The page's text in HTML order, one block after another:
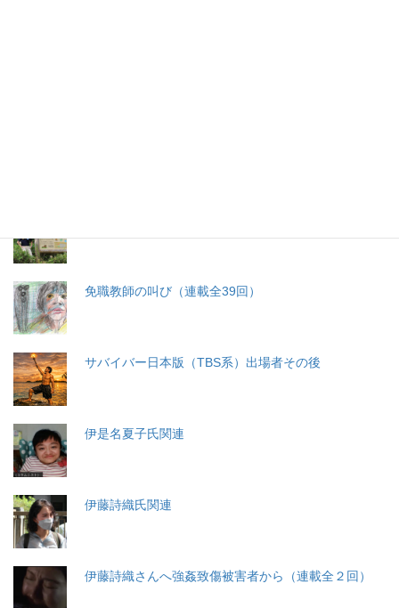
免職教師の叫び（連載全39回）
サバイバー日本版（TBS系）出場者その後
伊是名夏子氏関連
伊藤詩織氏関連
伊藤詩織さんへ強姦致傷被害者から（連載全２回）